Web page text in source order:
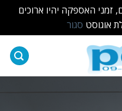
זמני האספקה יהיו ארוכים
אוגוסט סגור